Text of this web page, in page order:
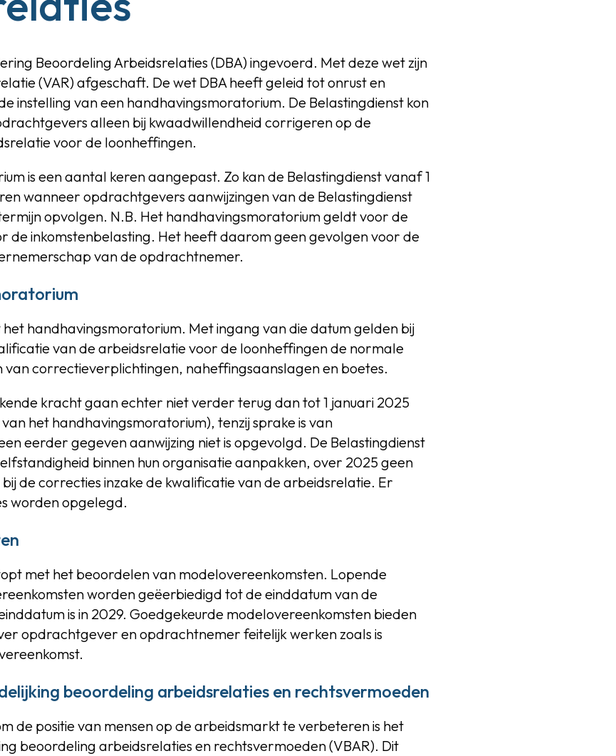
Beoordeling Arbeidsrelaties (DBA) ingevoerd. Met deze wet zijn
(VAR) afgeschaft. De wet DBA heeft geleid tot onrust en
instelling van een handhavingsmoratorium. De Belastingdienst kon
alleen bij kwaadwillendheid corrigeren op de
voor de loonheffingen.
is een aantal keren aangepast. Zo kan de Belastingdienst vanaf 1
wanneer opdrachtgevers aanwijzingen van de Belastingdienst
opvolgen. N.B. Het handhavingsmoratorium geldt voor de
de inkomstenbelasting. Het heeft daarom geen gevolgen voor de
van de opdrachtnemer.
het handhavingsmoratorium. Met ingang van die datum gelden bij
van de arbeidsrelatie voor de loonheffingen de normale
correctieverplichtingen, naheffingsaanslagen en boetes.
kracht gaan echter niet verder terug dan tot 1 januari 2025
het handhavingsmoratorium), tenzij sprake is van
eerder gegeven aanwijzing niet is opgevolgd. De Belastingdienst
binnen hun organisatie aanpakken, over 2025 geen
de correcties inzake de kwalificatie van de arbeidsrelatie. Er
worden opgelegd.
met het beoordelen van modelovereenkomsten. Lopende
worden geëerbiedigd tot de einddatum van de
is in 2029. Goedgekeurde modelovereenkomsten bieden
opdrachtgever en opdrachtnemer feitelijk werken zoals is
beoordeling arbeidsrelaties en rechtsvermoeden
de positie van mensen op de arbeidsmarkt te verbeteren is het
beoordeling arbeidsrelaties en rechtsvermoeden (VBAR). Dit